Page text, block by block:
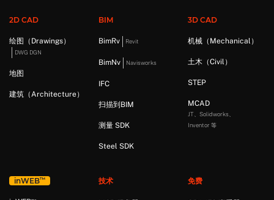
2D CAD
绘图（Drawings）
DWG DGN
地图
建筑（Architecture）
BIM
BimRv Revit
BimNv Navisworks
IFC
扫描到BIM
测量 SDK
Steel SDK
3D CAD
机械（Mechanical）
土木（Civil）
STEP
MCAD
JT、Solidworks、
Inventor 等
inWEB™ 技术 免费